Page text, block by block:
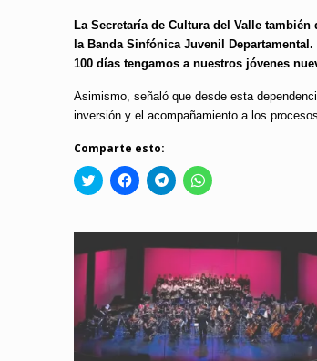
La Secretaría de Cultura del Valle
la Banda Sinfónica Juvenil
100 días tengamos a nuestros jóvenes
Asimismo, señaló que desde esta
inversión y el acompañamiento a los
Comparte esto:
Click
to
(Se
abre
una
ventana
nueva)
Haz
clic
Facebook
(Se
una
ventana
nueva)
Haz
clic
Telegram
(Se
en
una
ventana
nueva)
Haz
clic
WhatsApp
(Se
en
una
ventana
nueva)